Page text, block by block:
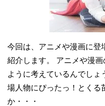
今回は、アニメや漫画に登
紹介します。 アニメや漫
ように考えているんでしょ
場人物にぴったっ！とくる
か・・・